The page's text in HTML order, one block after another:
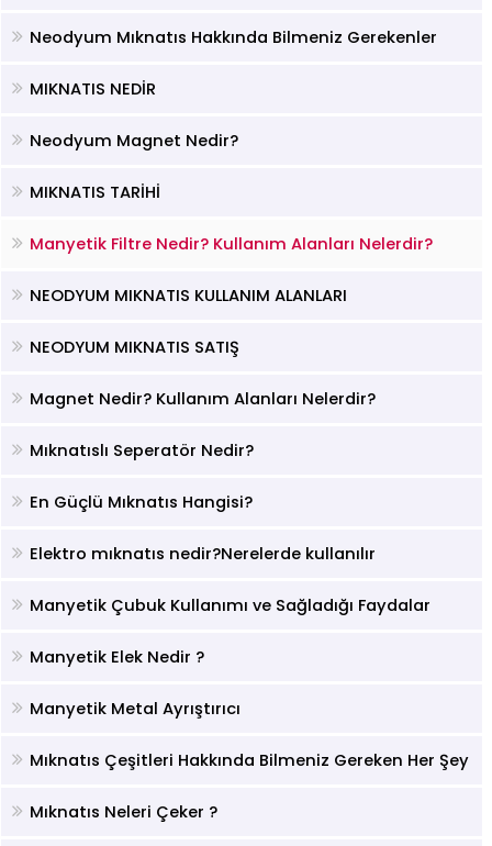
Neodyum Mıknatıs Hakkında Bilmeniz Gerekenler
MIKNATIS NEDİR
Neodyum Magnet Nedir?
MIKNATIS TARİHİ
Manyetik Filtre Nedir? Kullanım Alanları Nelerdir?
NEODYUM MIKNATIS KULLANIM ALANLARI
NEODYUM MIKNATIS SATIŞ
Magnet Nedir? Kullanım Alanları Nelerdir?
Mıknatıslı Seperatör Nedir?
En Güçlü Mıknatıs Hangisi?
Elektro mıknatıs nedir?Nerelerde kullanılır
Manyetik Çubuk Kullanımı ve Sağladığı Faydalar
Manyetik Elek Nedir ?
Manyetik Metal Ayrıştırıcı
Mıknatıs Çeşitleri Hakkında Bilmeniz Gereken Her Şey
Mıknatıs Neleri Çeker ?